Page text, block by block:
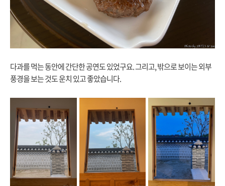
다과를 먹는 동안에 간단한 공연도 있었구요. 그리고, 밖으로 보이는 외부
풍경을 보는 것도 운치 있고 좋았습니다.